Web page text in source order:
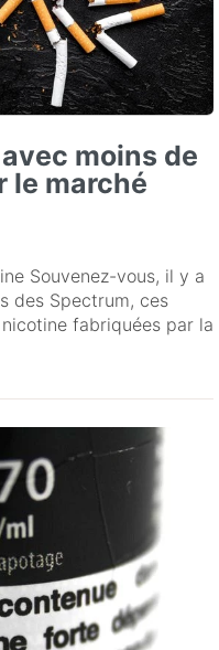
moins de
le marché
Souvenez-vous, il y a
des Spectrum, ces
fabriquées par la